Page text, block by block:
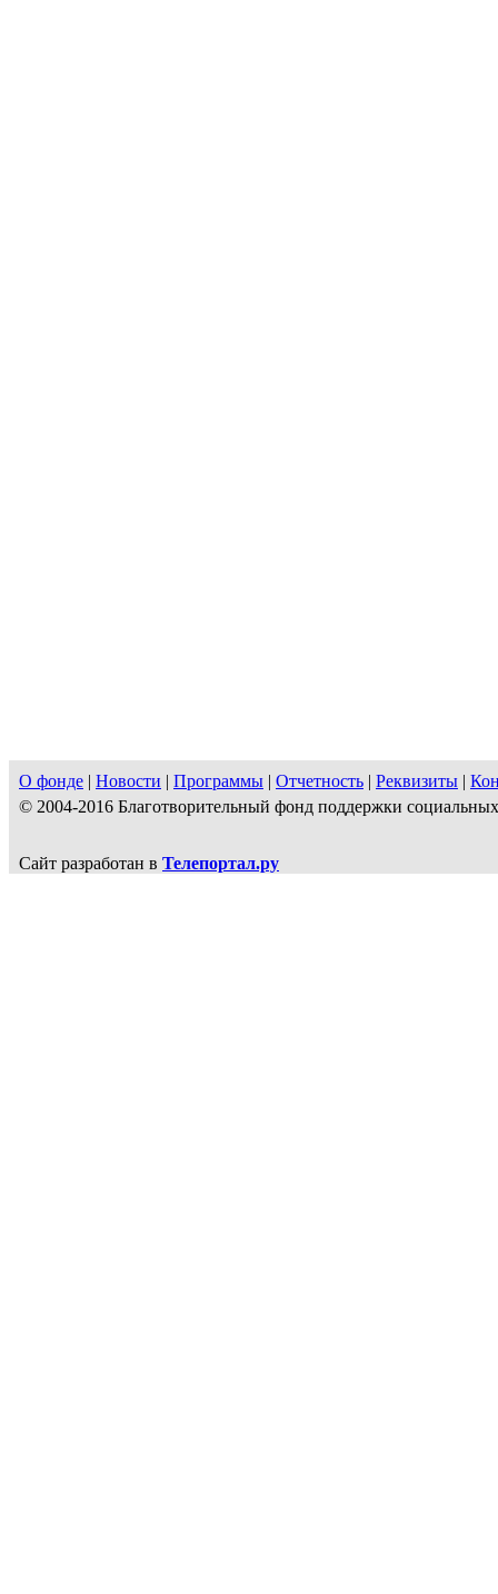
О фонде | Новости | Программы | Отчетность | Реквизиты |
© 2004-2016 Благотворительный фонд поддержки
Сайт разработан в Телепортал.ру